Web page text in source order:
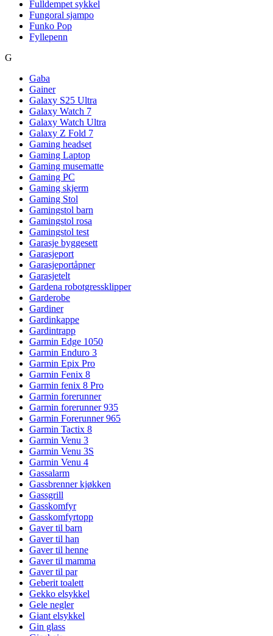
Fulldempet sykkel
Fungoral sjampo
Funko Pop
Fyllepenn
G
Gaba
Gainer
Galaxy S25 Ultra
Galaxy Watch 7
Galaxy Watch Ultra
Galaxy Z Fold 7
Gaming headset
Gaming Laptop
Gaming musematte
Gaming PC
Gaming skjerm
Gaming Stol
Gamingstol barn
Gamingstol rosa
Gamingstol test
Garasje byggesett
Garasjeport
Garasjeportåpner
Garasjetelt
Gardena robotgressklipper
Garderobe
Gardiner
Gardinkappe
Gardintrapp
Garmin Edge 1050
Garmin Enduro 3
Garmin Epix Pro
Garmin Fenix 8
Garmin fenix 8 Pro
Garmin forerunner
Garmin forerunner 935
Garmin Forerunner 965
Garmin Tactix 8
Garmin Venu 3
Garmin Venu 3S
Garmin Venu 4
Gassalarm
Gassbrenner kjøkken
Gassgrill
Gasskomfyr
Gasskomfyrtopp
Gaver til barn
Gaver til han
Gaver til henne
Gaver til mamma
Gaver til par
Geberit toalett
Gekko elsykkel
Gele negler
Giant elsykkel
Gin glass